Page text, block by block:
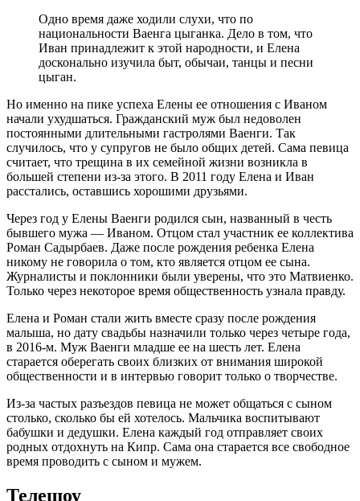
Одно время даже ходили слухи, что по
национальности Ваенга цыганка. Дело в том, что
Иван принадлежит к этой народности, и Елена
досконально изучила быт, обычаи, танцы и песни
цыган.
Но именно на пике успеха Елены ее отношения с Иваном
начали ухудшаться. Гражданский муж был недоволен
постоянными длительными гастролями Ваенги. Так
случилось, что у супругов не было общих детей. Сама певица
считает, что трещина в их семейной жизни возникла в
большей степени из-за этого. В 2011 году Елена и Иван
расстались, оставшись хорошими друзьями.
Через год у Елены Ваенги родился сын, названный в честь
бывшего мужа — Иваном. Отцом стал участник ее коллектива
Роман Садырбаев. Даже после рождения ребенка Елена
никому не говорила о том, кто является отцом ее сына.
Журналисты и поклонники были уверены, что это Матвиенко.
Только через некоторое время общественность узнала правду.
Елена и Роман стали жить вместе сразу после рождения
малыша, но дату свадьбы назначили только через четыре года,
в 2016-м. Муж Ваенги младше ее на шесть лет. Елена
старается оберегать своих близких от внимания широкой
общественности и в интервью говорит только о творчестве.
Из-за частых разъездов певица не может общаться с сыном
столько, сколько бы ей хотелось. Мальчика воспитывают
бабушки и дедушки. Елена каждый год отправляет своих
родных отдохнуть на Кипр. Сама она старается все свободное
время проводить с сыном и мужем.
Телешоу